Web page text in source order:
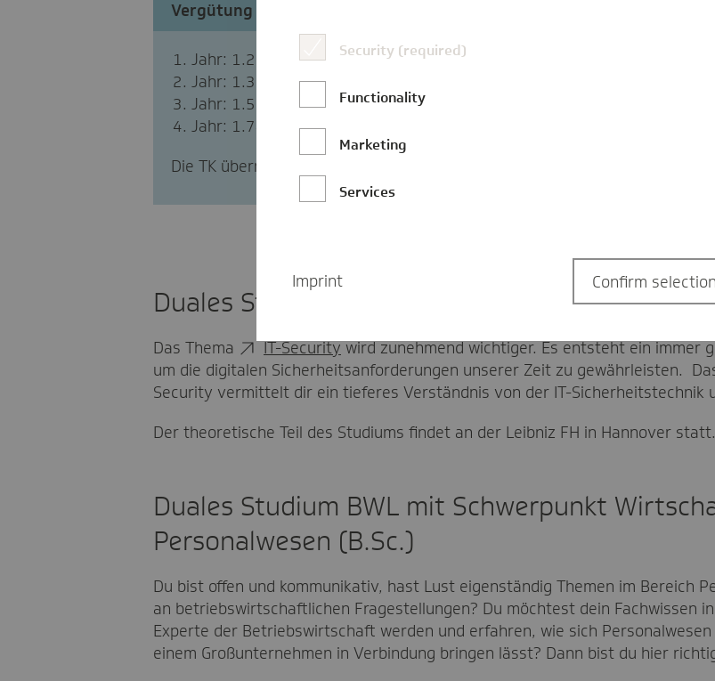
Vergütung
Jahr: 1.268,93 Euro
Jahr: 1.387,71 Euro
Jahr: 1.522,15 Euro
Jahr: 1.740,51 Euro
Die TK übernimmt deine Studiengebühren – du kannst dich voll und ganz
Duales Studium IT-Security (B.Sc.)
Das Thema IT-Securitywird zunehmend wichtiger. Es entsteht ein immer
um die digitalen Sicherheitsanforderungen unserer Zeit zu gewährleisten.
Security vermittelt dir ein tieferes Verständnis von der IT-Sicherheitstechnik
Der theoretische Teil des Studiums findet an der Leibniz FH in Hannover statt.
Duales Studium BWL mit Schwerpunkt
Personalwesen (B.Sc.)
Du bist offen und kommunikativ, hast Lust eigenständig Themen im Bereich
an betriebswirtschaftlichen Fragestellungen? Du möchtest dein Fachwissen
Experte der Betriebswirtschaft werden und erfahren, wie sich
einem Großunternehmen in Verbindung bringen lässt? Dann bist du hier
Security (required)
Functionality
Marketing
Services
Imprint Confirm selection